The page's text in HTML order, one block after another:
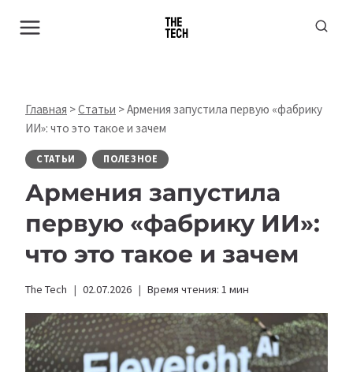
Главная >Статьи >Армения запустила первую «фабрику
ИИ»: что это такое и зачем
СТАТЬИ ПОЛЕЗНОЕ
Армения запустила
первую «фабрику ИИ»:
что это такое и зачем
The Tech 02.07.2026 Время чтения: 1 мин